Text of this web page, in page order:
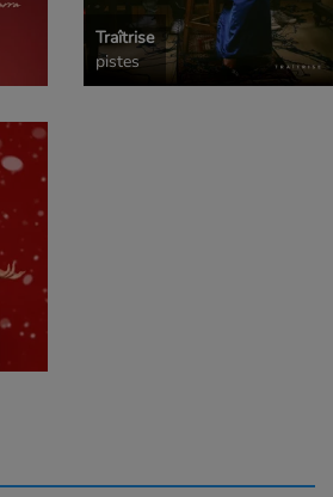
Traîtrise
pistes